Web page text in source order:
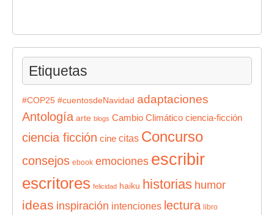
Etiquetas
#COP25 #cuentosdeNavidad adaptaciones
Antología arte blogs Cambio Climático ciencia-ficción
ciencia ficción cine citas Concurso
consejos ebook emociones escribir
escritores felicidad haiku historias humor
ideas inspiración intenciones lectura libro